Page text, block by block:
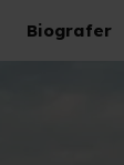
Biografer